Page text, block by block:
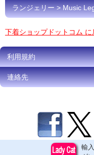
ランジェリー > Music
下着ショップドットコム に
利用規約
連絡先
輸